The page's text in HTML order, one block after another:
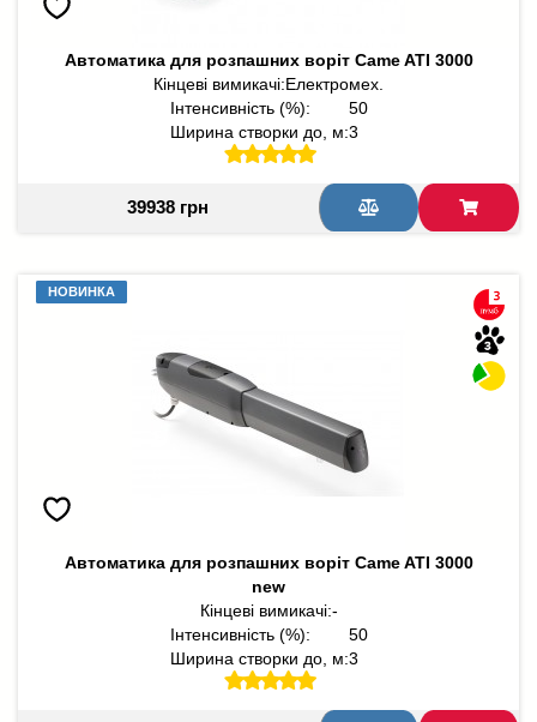
Автоматика для розпашних воріт Came ATI 3000
Кінцеві вимикачі:Електромех.
Інтенсивність (%):
50
Ширина створки до, м:3
39938 грн
НОВИНКА
НОВИНКА
Автоматика для розпашних воріт Came ATI 3000
new
Кінцеві вимикачі:-
Інтенсивність (%):
50
Ширина створки до, м:3